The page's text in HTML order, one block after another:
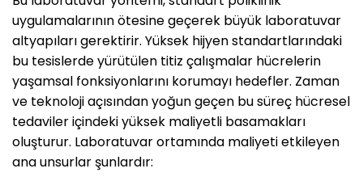
uygulamalarının ötesine geçerek büyük laboratuvar
altyapıları gerektirir. Yüksek hijyen standartlarındaki
bu tesislerde yürütülen titiz çalışmalar hücrelerin
yaşamsal fonksiyonlarını korumayı hedefler. Zaman
ve teknoloji açısından yoğun geçen bu süreç hücresel
tedaviler içindeki yüksek maliyetli basamakları
oluşturur. Laboratuvar ortamında maliyeti etkileyen
ana unsurlar şunlardır: